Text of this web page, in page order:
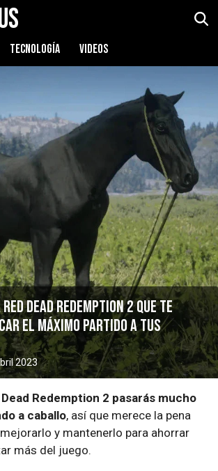
TECNOLOGÍA VIDEOS
Dead Redemption 2 que te
el máximo partido a tus
2023
Dead Redemption 2 pasarás mucho
a caballo, así que merece la pena
y mantenerlo para ahorrar
más del juego.